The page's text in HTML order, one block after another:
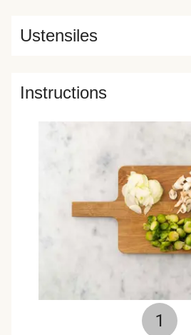
Ustensiles
Instructions
1